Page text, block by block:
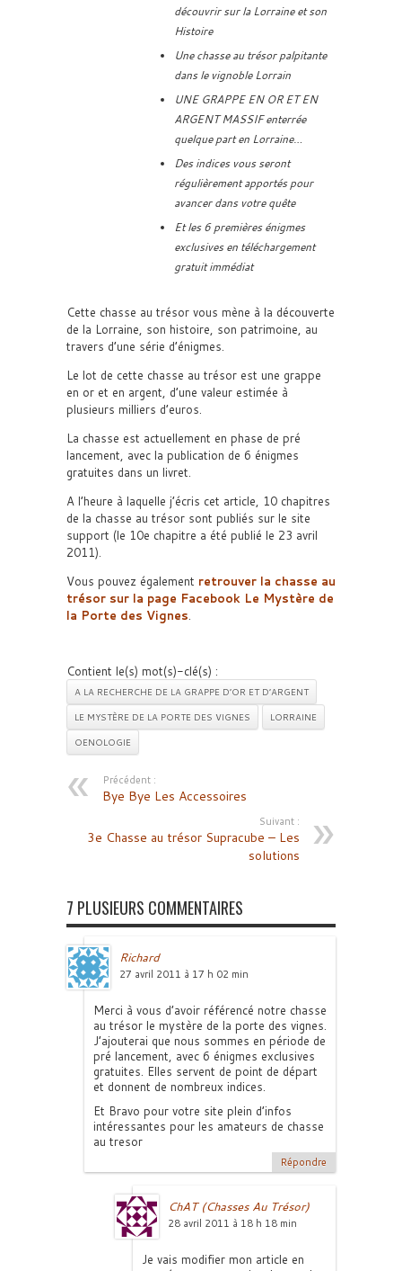
découvrir sur la Lorraine et son
Histoire
Une chasse au trésor palpitante
dans le vignoble Lorrain
UNE GRAPPE EN OR ET EN
ARGENT MASSIF enterrée
quelque part en Lorraine…
Des indices vous seront
régulièrement apportés pour
avancer dans votre quête
Et les 6 premières énigmes
exclusives en téléchargement
gratuit immédiat
Cette chasse au trésor vous mène à la découverte
de la Lorraine, son histoire, son patrimoine, au
travers d’une série d’énigmes.
Le lot de cette chasse au trésor est une grappe
en or et en argent, d’une valeur estimée à
plusieurs milliers d’euros.
La chasse est actuellement en phase de pré
lancement, avec la publication de 6 énigmes
gratuites dans un livret.
A l’heure à laquelle j’écris cet article, 10 chapitres
de la chasse au trésor sont publiés sur le site
support (le 10e chapitre a été publié le 23 avril
2011).
Vous pouvez également retrouver la chasse au
trésor sur la page Facebook Le Mystère de
la Porte des Vignes.
Contient le(s) mot(s)-clé(s) :
A LA RECHERCHE DE LA GRAPPE D’OR ET D’ARGENT
LE MYSTÈRE DE LA PORTE DES VIGNES
LORRAINE
OENOLOGIE
Précédent :
Bye Bye Les Accessoires
Suivant :
3e Chasse au trésor Supracube – Les
solutions
7 PLUSIEURS COMMENTAIRES
Richard
27 avril 2011 à 17 h 02 min
Merci à vous d’avoir référencé notre chasse
au trésor le mystère de la porte des vignes.
J’ajouterai que nous sommes en période de
pré lancement, avec 6 énigmes exclusives
gratuites. Elles servent de point de départ
et donnent de nombreux indices.
Et Bravo pour votre site plein d’infos
intéressantes pour les amateurs de chasse
au tresor
Répondre
ChAT (Chasses Au Trésor)
28 avril 2011 à 18 h 18 min
Je vais modifier mon article en